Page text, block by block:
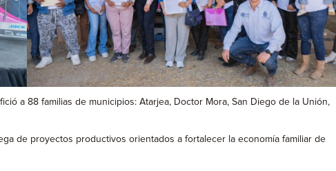
a 88 familias de municipios: Atarjea, Doctor Mora, San Diego de la Unión,
de proyectos productivos orientados a fortalecer la economía familiar de